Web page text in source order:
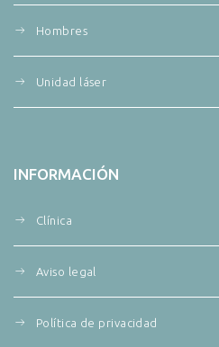
Hombres
Unidad láser
INFORMACIÓN
Clínica
Aviso legal
Política de privacidad